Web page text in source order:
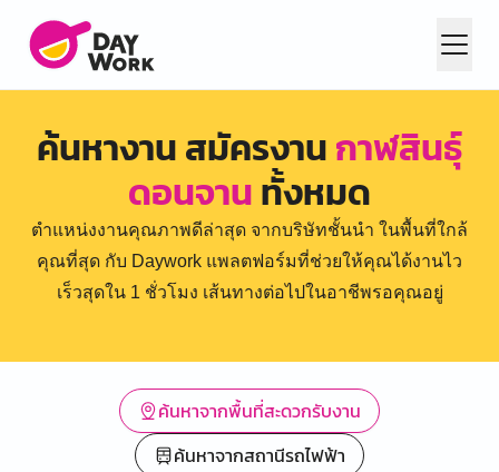
ค้นหางาน สมัครงานกาฬสินธุ์
ดอนจานทั้งหมด
ตำแหน่งงานคุณภาพดีล่าสุด จากบริษัทชั้นนำ ในพื้นที่ใกล้
คุณที่สุด กับ Daywork แพลตฟอร์มที่ช่วยให้คุณได้งานไว
เร็วสุดใน 1 ชั่วโมง เส้นทางต่อไปในอาชีพรอคุณอยู่
ค้นหาจากพื้นที่สะดวกรับงาน
ค้นหาจากสถานีรถไฟฟ้า